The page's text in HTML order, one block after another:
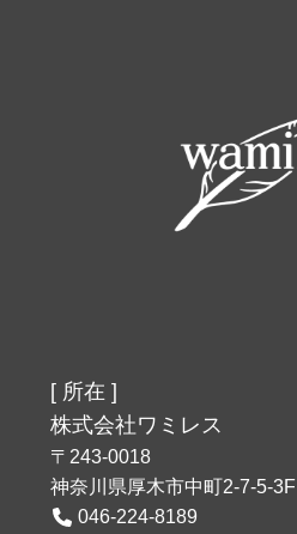
[ 所在 ]
株式会社ワミレス
〒243-0018
神奈川県厚木市中町2-7-5-3F
046-224-8189